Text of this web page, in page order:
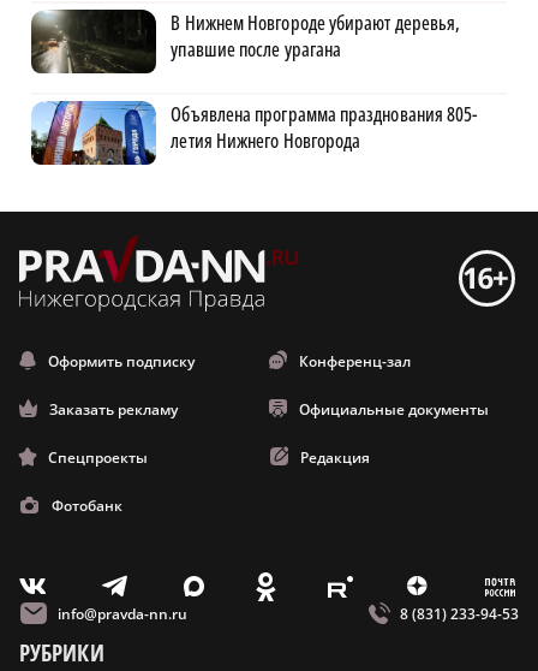
В Нижнем Новгороде убирают деревья,
упавшие после урагана
Объявлена программа празднования 805-
летия Нижнего Новгорода
Оформить подписку Конференц-зал
Заказать рекламу Официальные документы
Спецпроекты Редакция
Фотобанк
V T X O E Z m
info@pravda-nn.ru 8 (831) 233-94-53
РУБРИКИ